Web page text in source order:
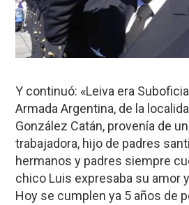
Y continuó: «Leiva era
Armada Argentina, de la
González Catán, provenía de
trabajadora, hijo de padres
hermanos y padres siempre
chico Luis expresaba su amor
Hoy se cumplen ya 5 años de